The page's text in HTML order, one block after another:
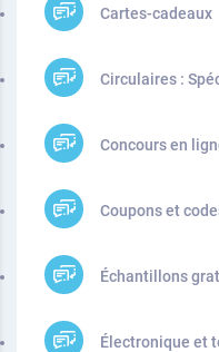
Cartes-cadeaux
Circulaires :
Concours en
Coupons et
Échantillons
Électronique et